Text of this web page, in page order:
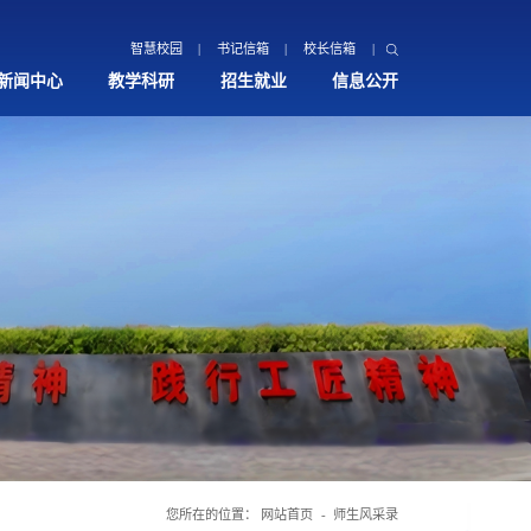
智慧校园 书记信箱 校长信箱
闻中心 教学科研 招生就业 信息公开
您所在的位置： 网站首页 师生风采录